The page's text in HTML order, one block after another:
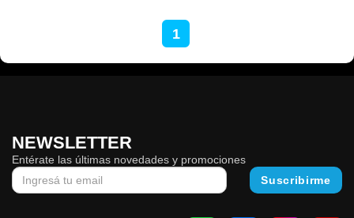
1
NEWSLETTER
Entérate las últimas novedades y promociones